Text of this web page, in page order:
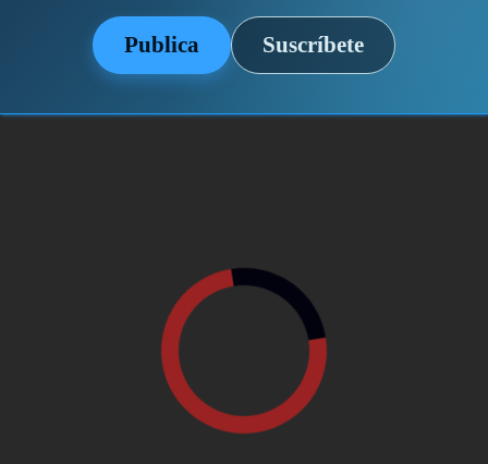
Publica Suscríbete